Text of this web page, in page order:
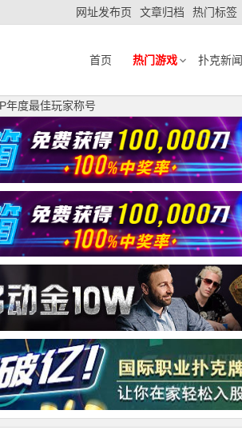
网址发布页 文章归档 热门标签
首页 热门游戏 扑克新闻
年度最佳玩家称号